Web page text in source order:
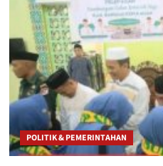
POLITIK & PEMERINTAHAN